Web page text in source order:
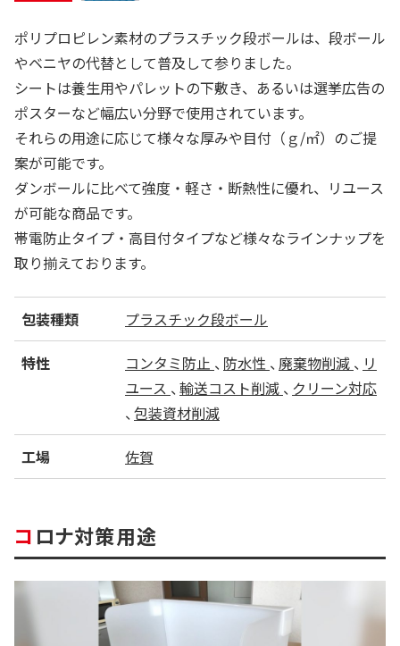
ポリプロピレン素材のプラスチック段ボールは、段ボール
やベニヤの代替として普及して参りました。
シートは養生用やパレットの下敷き、あるいは選挙広告の
ポスターなど幅広い分野で使用されています。
それらの用途に応じて様々な厚みや目付（ｇ/㎡）のご提
案が可能です。
ダンボールに比べて強度・軽さ・断熱性に優れ、リユース
が可能な商品です。
帯電防止タイプ・高目付タイプなど様々なラインナップを
取り揃えております。
包装種類 プラスチック段ボール
特性 コンタミ防止 防水性 廃棄物削減
リ
ユース
輸送コスト削減
クリーン対応
包装資材削減
工場 佐賀
コロナ対策用途